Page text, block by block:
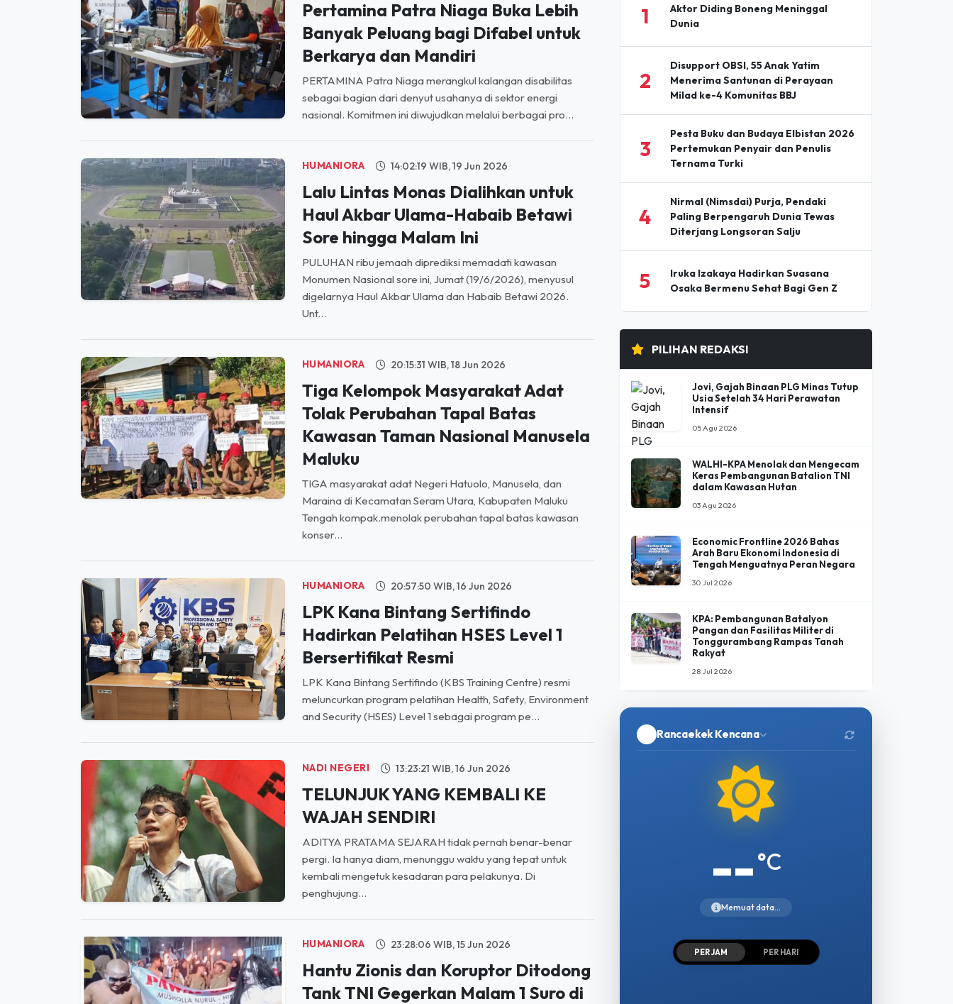
Pertamina Patra Niaga Buka Lebih
Banyak Peluang bagi Difabel untuk
Berkarya dan Mandiri
PERTAMINA Patra Niaga merangkul kalangan disabilitas
sebagai bagian dari denyut usahanya di sektor energi
nasional. Komitmen ini diwujudkan melalui berbagai pro...
HUMANIORA 14:02:19 WIB, 19 Jun 2026
Lalu Lintas Monas Dialihkan untuk
Haul Akbar Ulama-Habaib Betawi
Sore hingga Malam Ini
PULUHAN ribu jemaah diprediksi memadati kawasan
Monumen Nasional sore ini, Jumat (19/6/2026), menyusul
digelarnya Haul Akbar Ulama dan Habaib Betawi 2026.
Unt...
HUMANIORA 20:15:31 WIB, 18 Jun 2026
Tiga Kelompok Masyarakat Adat
Tolak Perubahan Tapal Batas
Kawasan Taman Nasional Manusela
Maluku
TIGA masyarakat adat Negeri Hatuolo, Manusela, dan
Maraina di Kecamatan Seram Utara, Kabupaten Maluku
Tengah kompak.menolak perubahan tapal batas kawasan
konser...
HUMANIORA 20:57:50 WIB, 16 Jun 2026
LPK Kana Bintang Sertifindo
Hadirkan Pelatihan HSES Level 1
Bersertifikat Resmi
LPK Kana Bintang Sertifindo (KBS Training Centre) resmi
meluncurkan program pelatihan Health, Safety, Environment
and Security (HSES) Level 1 sebagai program pe...
NADI NEGERI 13:23:21 WIB, 16 Jun 2026
TELUNJUK YANG KEMBALI KE
WAJAH SENDIRI
ADITYA PRATAMA SEJARAH tidak pernah benar-benar
pergi. Ia hanya diam, menunggu waktu yang tepat untuk
kembali mengetuk kesadaran para pelakunya. Di
penghujung...
HUMANIORA 23:28:06 WIB, 15 Jun 2026
Hantu Zionis dan Koruptor Ditodong
Tank TNI Gegerkan Malam 1 Suro di
1
Aktor Diding Boneng Meninggal
Dunia
2
Disupport OBSI, 55 Anak Yatim
Menerima Santunan di Perayaan
Milad ke-4 Komunitas BBJ
3
Pesta Buku dan Budaya Elbistan 2026
Pertemukan Penyair dan Penulis
Ternama Turki
4
Nirmal (Nimsdai) Purja, Pendaki
Paling Berpengaruh Dunia Tewas
Diterjang Longsoran Salju
5
Iruka Izakaya Hadirkan Suasana
Osaka Bermenu Sehat Bagi Gen Z
PILIHAN REDAKSI
Jovi, Gajah Binaan PLG Minas Tutup
Usia Setelah 34 Hari Perawatan
Intensif
05 Agu 2026
WALHI-KPA Menolak dan Mengecam
Keras Pembangunan Batalion TNI
dalam Kawasan Hutan
03 Agu 2026
Economic Frontline 2026 Bahas
Arah Baru Ekonomi Indonesia di
Tengah Menguatnya Peran Negara
30 Jul 2026
KPA: Pembangunan Batalyon
Pangan dan Fasilitas Militer di
Tonggurambang Rampas Tanah
Rakyat
28 Jul 2026
Rancaekek Kencana
--°C
Memuat data...
PER JAM PER HARI